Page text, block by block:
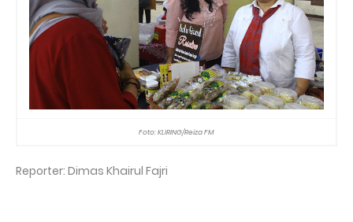
Foto: KLIRING/Reiza FM
Reporter: Dimas Khairul Fajri